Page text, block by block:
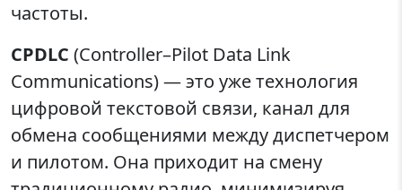
частоты.
CPDLC (Controller–Pilot Data Link
Communications) — это уже технология
цифровой текстовой связи, канал для
обмена сообщениями между диспетчером
и пилотом. Она приходит на смену